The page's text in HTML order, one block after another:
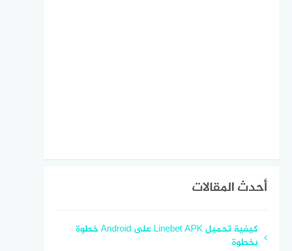
أحدث المقالات
كيفية تحميل Linebet APK على Android خطوة
بخطوة